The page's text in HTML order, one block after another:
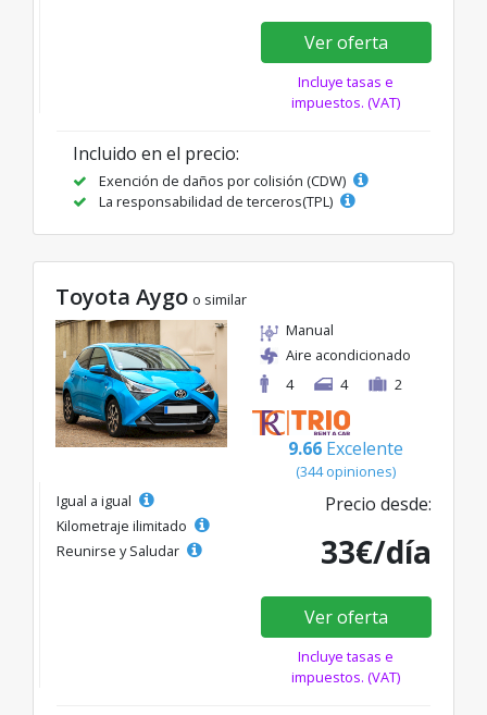
Ver oferta
Incluye tasas e
impuestos. (VAT)
Incluido en el precio:
Exención de daños por colisión (CDW)
La responsabilidad de terceros(TPL)
Toyota Aygo o similar
Manual
Aire acondicionado
4
4 2
9.66 Excelente
(344 opiniones)
Igual a igual
Kilometraje ilimitado
Reunirse y Saludar
Precio desde:
33€/día
Ver oferta
Incluye tasas e
impuestos. (VAT)